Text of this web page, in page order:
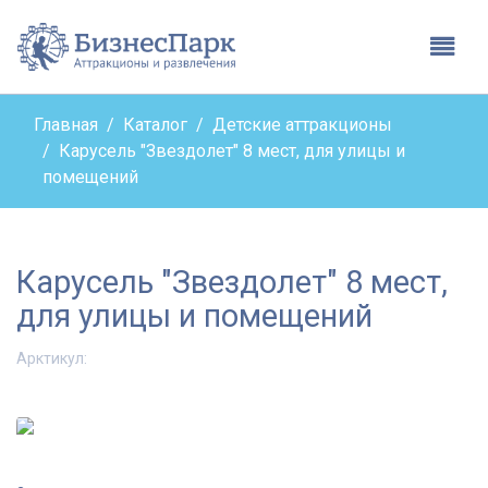
Бизнес парк -
Главная Каталог
Детские аттракционы
Карусель "Звездолет" 8 мест, для улицы и
помещений
Карусель "Звездолет" 8 мест,
для улицы и помещений
Арктикул: